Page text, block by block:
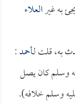
به غيرالعلاء
به، قلت لـأحمد:
وسلم كان يصل
وسلم خلافه).